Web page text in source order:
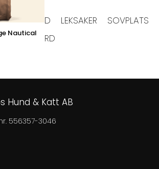
HALSBAND LEKSAKER SOVPLATS
VÅRD
Nautical
Hund & Katt AB
556357-3046